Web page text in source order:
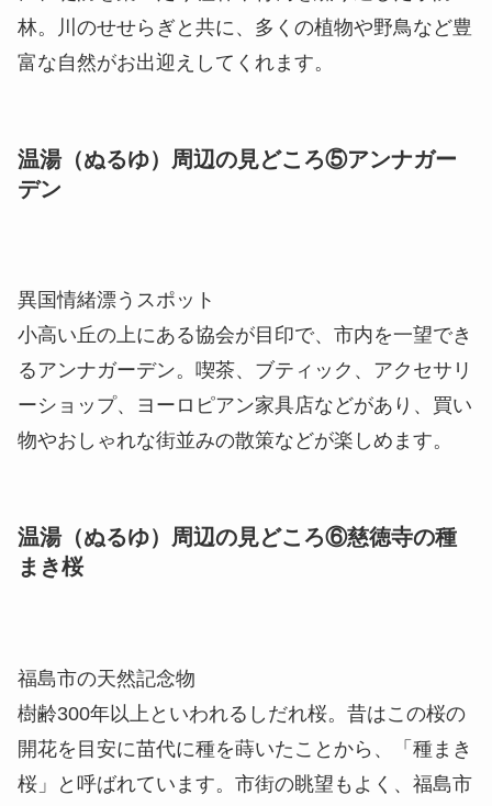
林。川のせせらぎと共に、多くの植物や野鳥など豊
富な自然がお出迎えしてくれます。
温湯（ぬるゆ）周辺の見どころ⑤アンナガー
デン
異国情緒漂うスポット
小高い丘の上にある協会が目印で、市内を一望でき
るアンナガーデン。喫茶、ブティック、アクセサリ
ーショップ、ヨーロピアン家具店などがあり、買い
物やおしゃれな街並みの散策などが楽しめます。
温湯（ぬるゆ）周辺の見どころ⑥慈徳寺の種
まき桜
福島市の天然記念物
樹齢300年以上といわれるしだれ桜。昔はこの桜の
開花を目安に苗代に種を蒔いたことから、「種まき
桜」と呼ばれています。市街の眺望もよく、福島市